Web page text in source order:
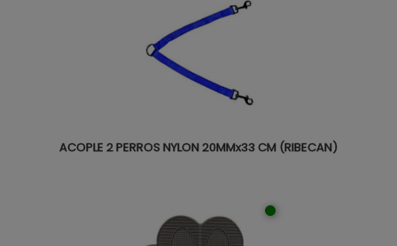
ACOPLE 2 PERROS NYLON 20MMx33 CM (RIBECAN)